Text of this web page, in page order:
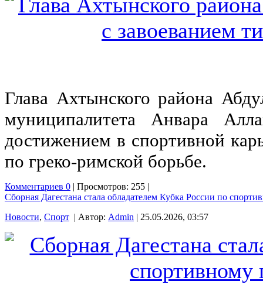
Глава Ахтынского района
муниципалитета Анвара
достижением в спортивной
по греко-римской борьбе.
Комментариев 0 | Просмотров: 255 |
Сборная Дагестана стала обладателем Кубка России по
Новости, Спорт | Автор: Admin | 25.05.2026, 03:57